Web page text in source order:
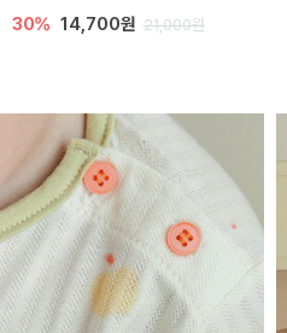
30% 14,700원 21,000원